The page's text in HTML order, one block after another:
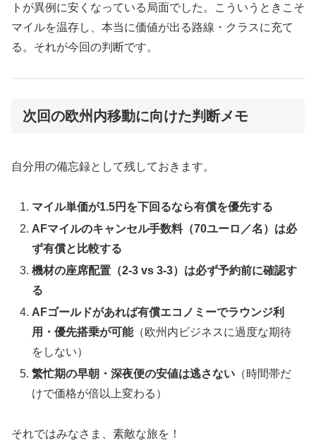
トが異例に安くなっている局面でした。こういうときこそ
マイルを温存し、本当に価値が出る路線・クラスに充て
る。それが今回の判断です。
次回の欧州内移動に向けた判断メモ
自分用の備忘録として残しておきます。
マイル単価が1.5円を下回るなら有償を優先する
AFマイルのキャンセル手数料（70ユーロ／名）は必
ず有償と比較する
機材の座席配置（2-3 vs 3-3）は必ず予約前に確認す
る
AFゴールドがあれば有償エコノミーでラウンジ利
用・優先搭乗が可能（欧州内ビジネスに過度な期待
をしない）
繁忙期の早朝・深夜便の安値は逃さない （時間帯だ
けで価格が倍以上変わる）
それではみなさま、素敵な旅を！